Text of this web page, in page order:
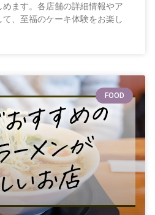
ます。各店舗の詳細情報やア
、至福のケーキ体験をお楽し
FOOD